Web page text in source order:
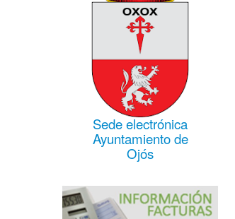
Sede electrónica
Ayuntamiento de
Ojós